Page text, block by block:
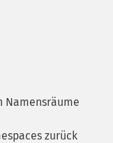
zurück